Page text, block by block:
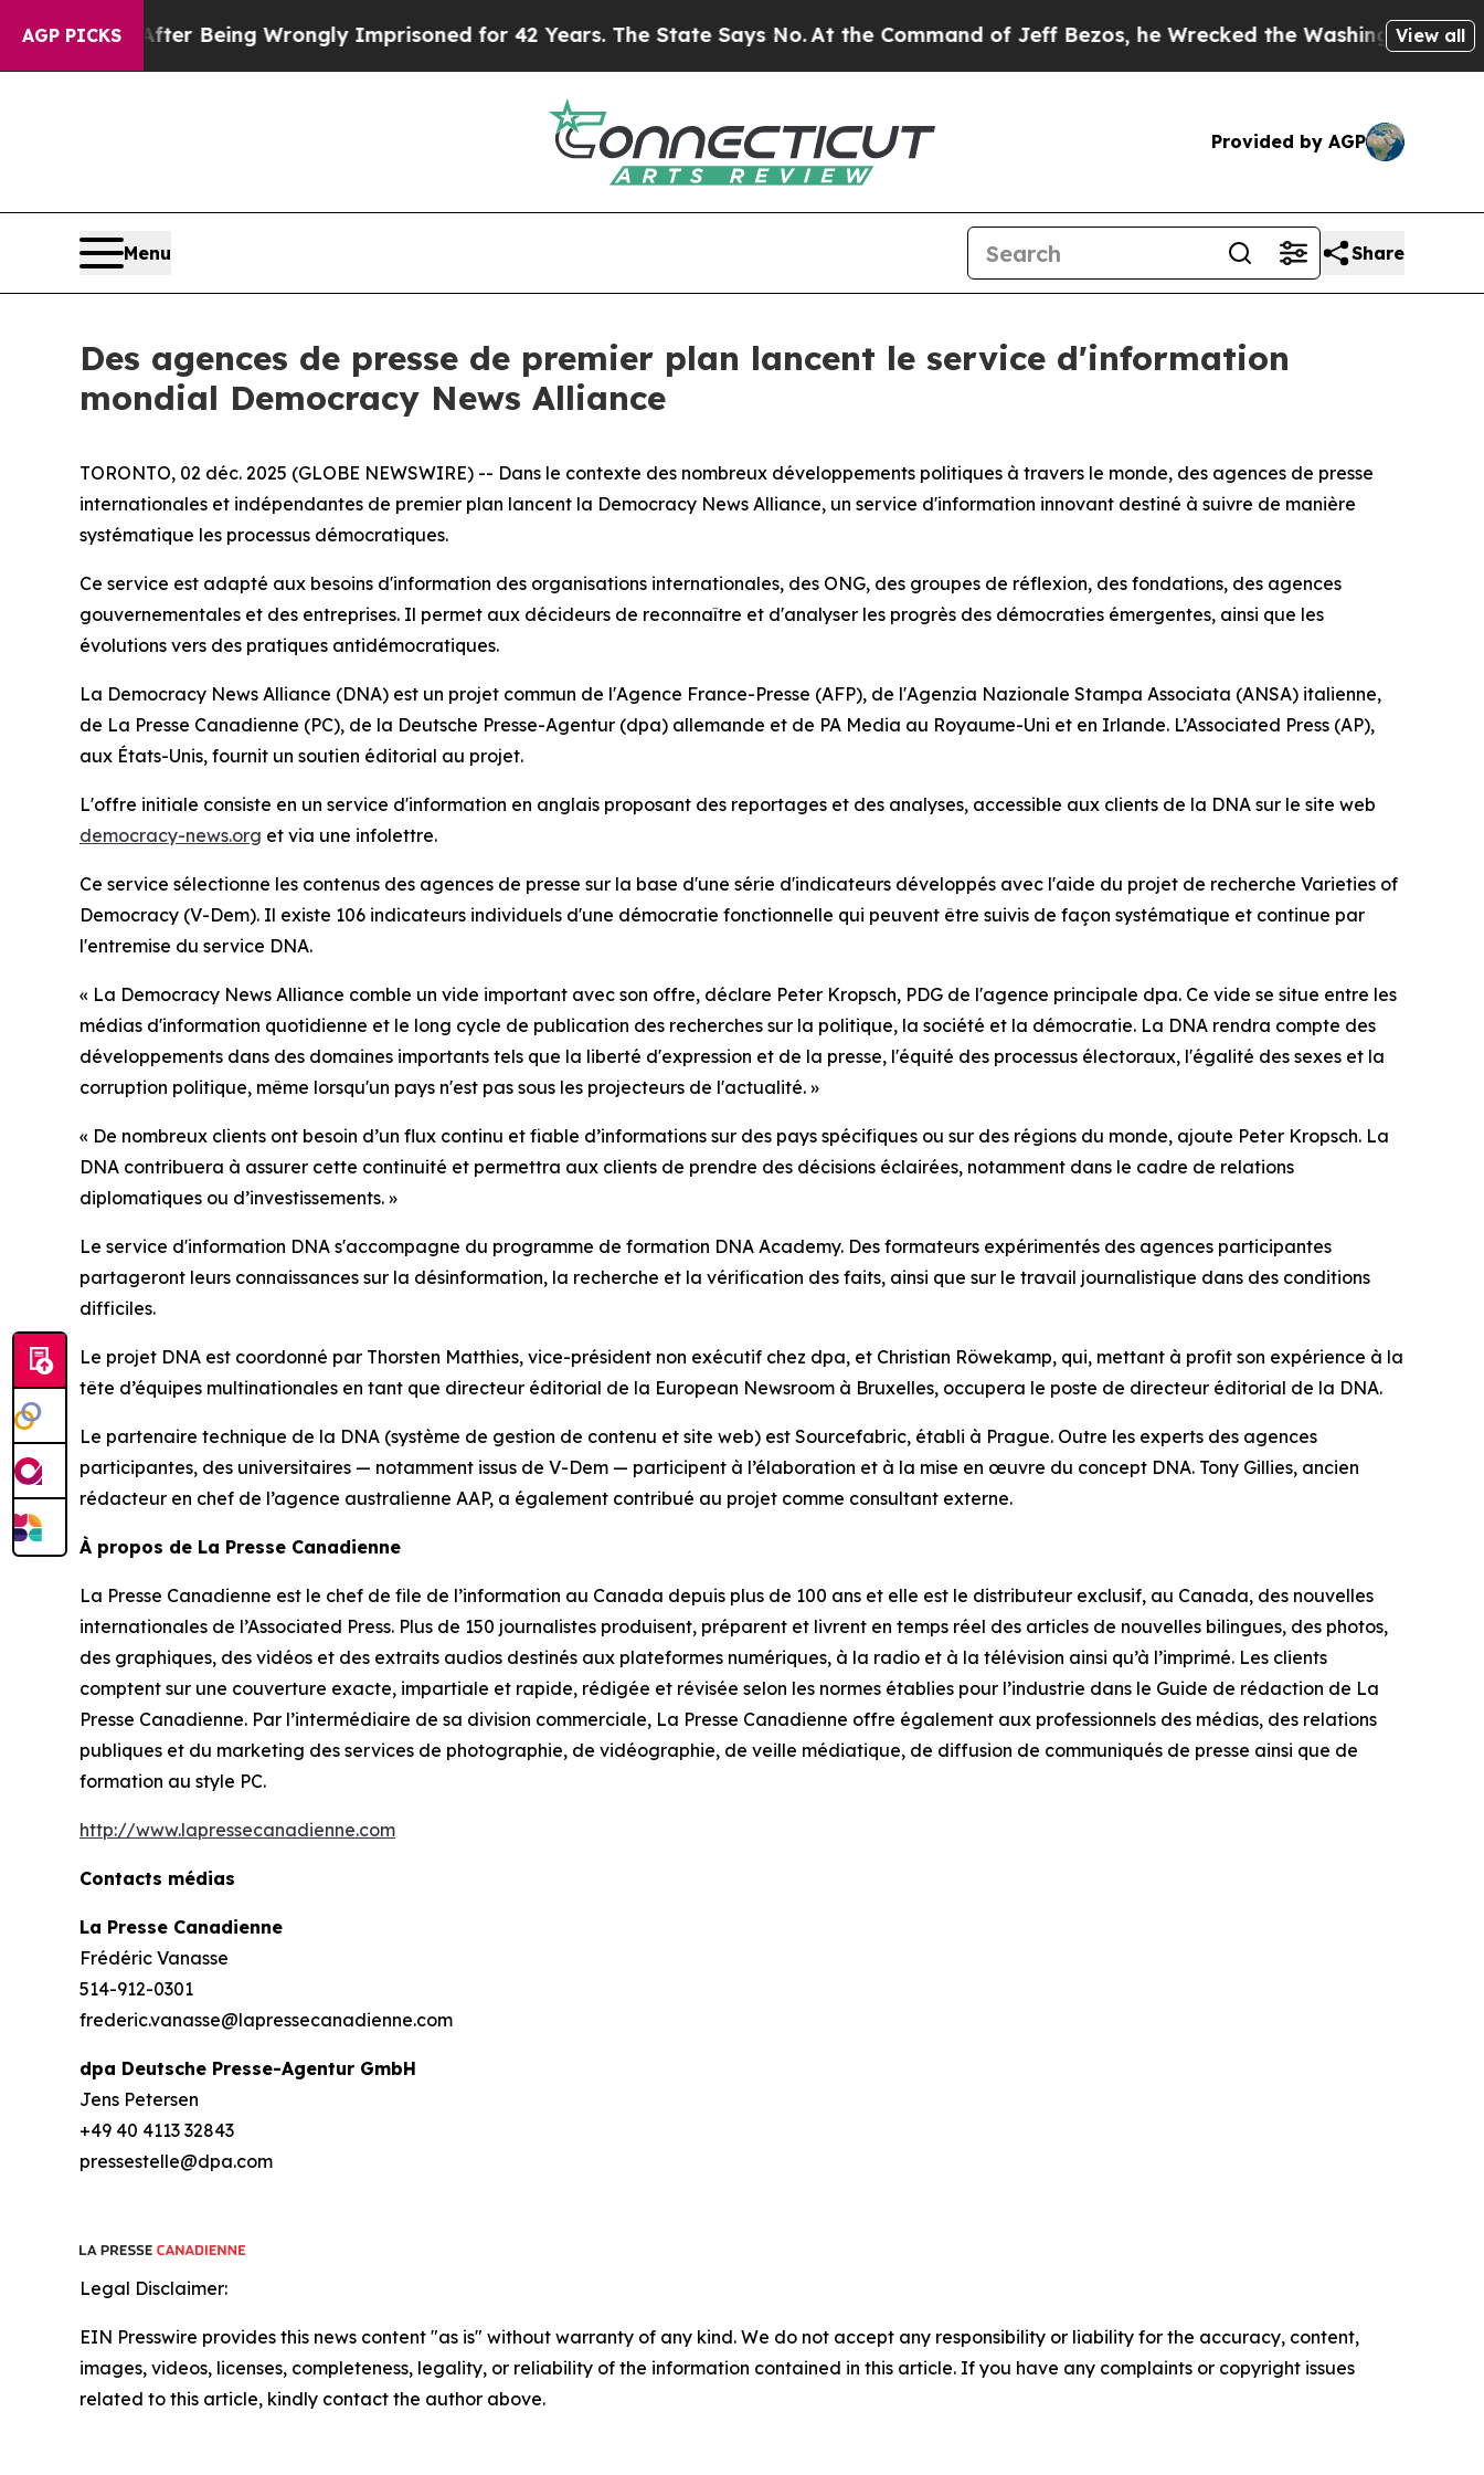
AGP PICKS
After Being Wrongly Imprisoned for 42 Years. The State Says No.At the Command of Jeff Bezos, he Wrecked the Washington PostView all
Provided by AGP
Menu Share
Des agences de presse de premier plan lancent le service d'information
mondial Democracy News Alliance
TORONTO, 02 déc. 2025 (GLOBE NEWSWIRE) -- Dans le contexte des nombreux développements politiques à travers le monde, des agences de presse
internationales et indépendantes de premier plan lancent la Democracy News Alliance, un service d'information innovant destiné à suivre de manière
systématique les processus démocratiques.
Ce service est adapté aux besoins d'information des organisations internationales, des ONG, des groupes de réflexion, des fondations, des agences
gouvernementales et des entreprises. Il permet aux décideurs de reconnaître et d'analyser les progrès des démocraties émergentes, ainsi que les
évolutions vers des pratiques antidémocratiques.
La Democracy News Alliance (DNA) est un projet commun de l'Agence France-Presse (AFP), de l'Agenzia Nazionale Stampa Associata (ANSA) italienne,
de La Presse Canadienne (PC), de la Deutsche Presse-Agentur (dpa) allemande et de PA Media au Royaume-Uni et en Irlande. L’Associated Press (AP),
aux États-Unis, fournit un soutien éditorial au projet.
L'offre initiale consiste en un service d'information en anglais proposant des reportages et des analyses, accessible aux clients de la DNA sur le site web
democracy-news.org et via une infolettre.
Ce service sélectionne les contenus des agences de presse sur la base d'une série d'indicateurs développés avec l'aide du projet de recherche Varieties of
Democracy (V-Dem). Il existe 106 indicateurs individuels d'une démocratie fonctionnelle qui peuvent être suivis de façon systématique et continue par
l'entremise du service DNA.
« La Democracy News Alliance comble un vide important avec son offre, déclare Peter Kropsch, PDG de l'agence principale dpa. Ce vide se situe entre les
médias d'information quotidienne et le long cycle de publication des recherches sur la politique, la société et la démocratie. La DNA rendra compte des
développements dans des domaines importants tels que la liberté d'expression et de la presse, l'équité des processus électoraux, l'égalité des sexes et la
corruption politique, même lorsqu'un pays n'est pas sous les projecteurs de l'actualité. »
« De nombreux clients ont besoin d’un flux continu et fiable d’informations sur des pays spécifiques ou sur des régions du monde, ajoute Peter Kropsch. La
DNA contribuera à assurer cette continuité et permettra aux clients de prendre des décisions éclairées, notamment dans le cadre de relations
diplomatiques ou d’investissements. »
Le service d'information DNA s'accompagne du programme de formation DNA Academy. Des formateurs expérimentés des agences participantes
partageront leurs connaissances sur la désinformation, la recherche et la vérification des faits, ainsi que sur le travail journalistique dans des conditions
difficiles.
Le projet DNA est coordonné par Thorsten Matthies, vice-président non exécutif chez dpa, et Christian Röwekamp, qui, mettant à profit son expérience à la
tête d’équipes multinationales en tant que directeur éditorial de la European Newsroom à Bruxelles, occupera le poste de directeur éditorial de la DNA.
Le partenaire technique de la DNA (système de gestion de contenu et site web) est Sourcefabric, établi à Prague. Outre les experts des agences
participantes, des universitaires — notamment issus de V-Dem — participent à l’élaboration et à la mise en œuvre du concept DNA. Tony Gillies, ancien
rédacteur en chef de l’agence australienne AAP, a également contribué au projet comme consultant externe.
À propos de La Presse Canadienne
La Presse Canadienne est le chef de file de l’information au Canada depuis plus de 100 ans et elle est le distributeur exclusif, au Canada, des nouvelles
internationales de l’Associated Press. Plus de 150 journalistes produisent, préparent et livrent en temps réel des articles de nouvelles bilingues, des photos,
des graphiques, des vidéos et des extraits audios destinés aux plateformes numériques, à la radio et à la télévision ainsi qu’à l’imprimé. Les clients
comptent sur une couverture exacte, impartiale et rapide, rédigée et révisée selon les normes établies pour l’industrie dans le Guide de rédaction de La
Presse Canadienne. Par l’intermédiaire de sa division commerciale, La Presse Canadienne offre également aux professionnels des médias, des relations
publiques et du marketing des services de photographie, de vidéographie, de veille médiatique, de diffusion de communiqués de presse ainsi que de
formation au style PC.
http://www.lapressecanadienne.com
Contacts médias
La Presse Canadienne
Frédéric Vanasse
514-912-0301
frederic.vanasse@lapressecanadienne.com
dpa Deutsche Presse-Agentur GmbH
Jens Petersen
+49 40 4113 32843
pressestelle@dpa.com
Legal Disclaimer:
EIN Presswire provides this news content "as is" without warranty of any kind. We do not accept any responsibility or liability for the accuracy, content,
images, videos, licenses, completeness, legality, or reliability of the information contained in this article. If you have any complaints or copyright issues
related to this article, kindly contact the author above.